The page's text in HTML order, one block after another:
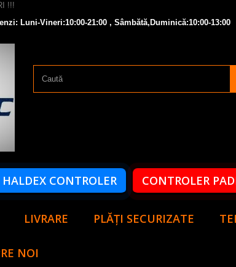
Luni-Vineri:10:00-21:00 , Sâmbătă,Duminică:10:00-13:00
HALDEX CONTROLER CONTROLER
LIVRARE PLĂȚI SECURIZATE
NOI